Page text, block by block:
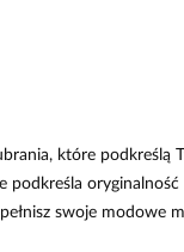
które podkreślą
swoje modowe